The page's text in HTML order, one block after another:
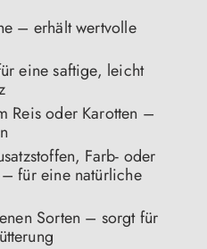
– erhält wertvolle
eine saftige, leicht
Reis oder Karotten –
Farb- oder
für eine natürliche
Sorten – sorgt für